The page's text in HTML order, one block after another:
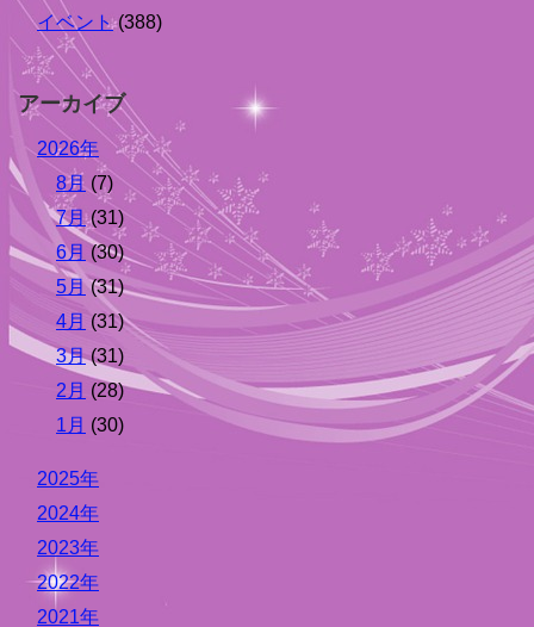
イベント(388)
アーカイブ
2026年
8月 (7)
7月 (31)
6月 (30)
5月(31)
4月 (31)
3月(31)
2月 (28)
1月 (30)
2025年
2024年
2023年
2022年
2021年